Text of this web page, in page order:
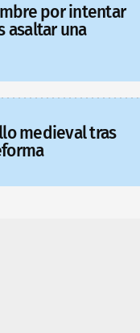
por intentar
asaltar una
medieval tras